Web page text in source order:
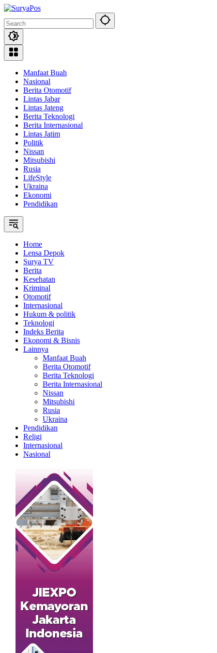
Skip
content
Manfaat Buah
Nasional
Berita Otomotif
Lintas Jabar
Lintas Jateng
Berita Teknologi
Berita Internasional
Lintas Jatim
Politik
Nissan
Mitsubishi
Rusia
LifeStyle
Ukraina
Ekonomi
Pendidikan
Home
Lensa Depok
Surya TV
Berita
Kesehatan
Kriminal
Otomotif
Internasional
Hukum & politik
Teknologi
Indeks Berita
Ekonomi & Bisnis
Lainnya
Manfaat Buah
Berita Otomotif
Berita Teknologi
Berita Internasional
Nissan
Mitsubishi
Rusia
Ukraina
Pendidikan
Religi
Internasional
Nasional